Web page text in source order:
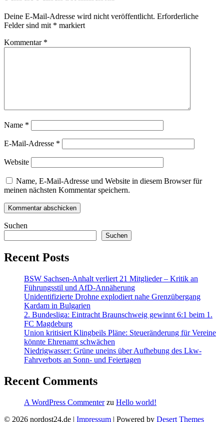
Deine E-Mail-Adresse wird nicht veröffentlicht. Erforderliche
Felder sind mit * markiert
Kommentar *
Name *
E-Mail-Adresse *
Website
Name, E-Mail-Adresse und Website in diesem Browser für
meinen nächsten Kommentar speichern.
Suchen
Suchen
Recent Posts
BSW Sachsen-Anhalt verliert 21 Mitglieder – Kritik an
Führungsstil und AfD-Annäherung
Unidentifizierte Drohne explodiert nahe Grenzübergang
Kardam in Bulgarien
2. Bundesliga: Eintracht Braunschweig gewinnt 6:1 beim 1.
FC Magdeburg
Union kritisiert Klingbeils Pläne: Steueränderung für Vereine
könnte Ehrenamt schwächen
Niedrigwasser: Grüne uneins über Aufhebung des Lkw-
Fahrverbots an Sonn- und Feiertagen
Recent Comments
A WordPress Commenterzu Hello world!
© 2026 nordost24.de | Impressum | Powered by Desert Themes